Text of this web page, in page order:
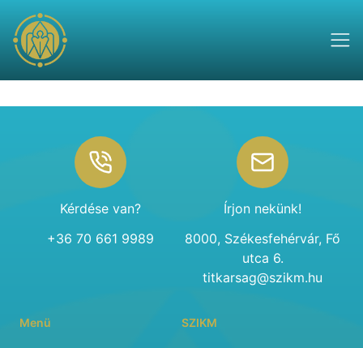
Kérdése van?
+36 70 661 9989
Írjon nekünk!
8000, Székesfehérvár, Fő
utca 6.
titkarsag@szikm.hu
Menü SZIKM